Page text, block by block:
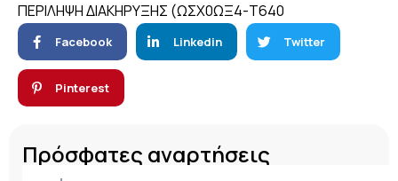
ΠΕΡΙΛΗΨΗ ΔΙΑΚΗΡΥΞΗΣ (ΩΣΧ0ΩΞ4-Τ640
Facebook Linkedin Twitter
Pinterest
Πρόσφατες αναρτήσεις